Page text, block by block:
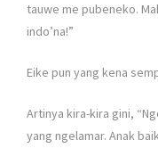
tauwe me pubeneko.
indo’na!”
Eike pun yang kena
Artinya kira-kira gini,
yang ngelamar. Anak